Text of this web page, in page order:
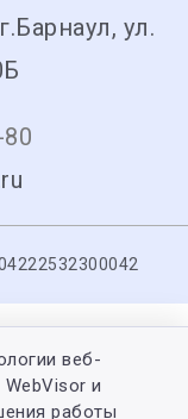
ул.
веб-
и
работы